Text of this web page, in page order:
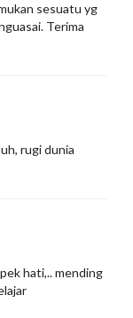
sesuatu yg
Terima
rugi dunia
hati,.. mending